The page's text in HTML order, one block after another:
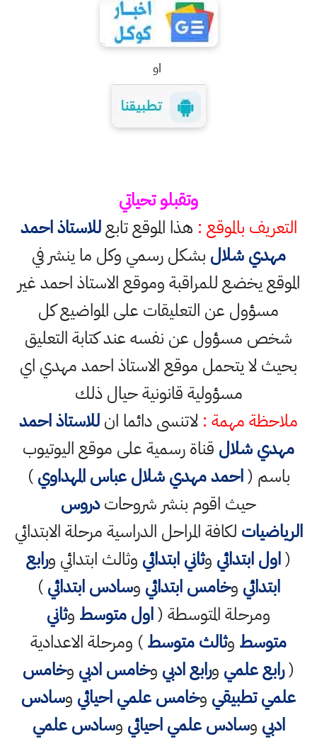
او
وتقبلو تحياتي
التعريف بالموقع : هذا الموقع تابعللاستاذ احمد
مهدي شلال بشكل رسمي وكل ما ينشر في
الموقع يخضع للمراقبة وموقع الاستاذ احمد غير
مسؤول عن التعليقات على المواضيع كل
شخص مسؤول عن نفسه عند كتابة التعليق
بحيث لا يتحمل موقع الاستاذ احمد مهدي اي
مسؤولية قانونية حيال ذلك
ملاحظة مهمة : لاتنسى دائما انللاستاذ احمد
مهدي شلال قناة رسمية على موقع اليوتيوب
باسم (احمد مهدي شلال عباس المهداوي)
حيث اقوم بنشر شروحاتدروس
الرياضيات لكافة المراحل الدراسية مرحلة الابتدائي
(اول ابتدائي وثاني ابتدائي وثالث ابتدائي ورابع
ابتدائي وخامس ابتدائي وسادس ابتدائي)
ومرحلة المتوسطة (اول متوسط وثاني
متوسط وثالث متوسط) ومرحلة الاعدادية
(رابع علمي ورابع ادبي وخامس ادبي وخامس
علمي تطبيقي وخامس علمي احيائي وسادس
ادبي وسادس علمي احيائي وسادس علمي